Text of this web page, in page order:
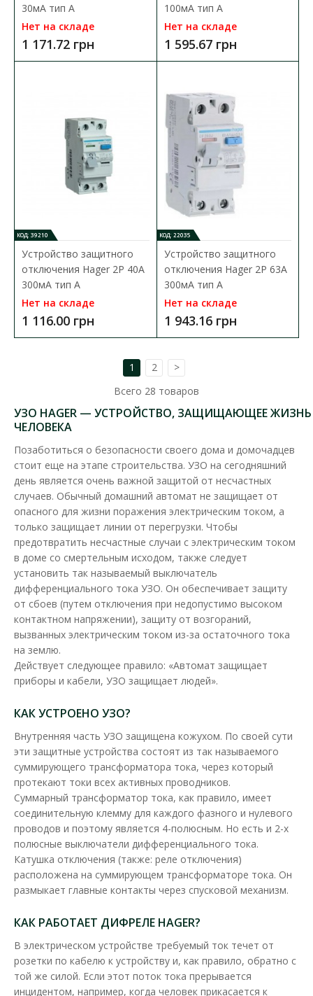
Устройство защитного отключения Hager 2P 25A
30мA тип A
Доступность:
1 743.50 грн
В КОРЗИНУ
В сравнения
Устройство защитного отключения Hager 4P 25A
30мA тип A
Доступность: В наличии
Устройство защитного отключения Hager предназначено для
отключения нагрузки, когда ..
2 205.23 грн
В сравнения
В закладки
30мA тип A
Нет на складе
1 171.72 грн
100мA тип A
Нет на складе
1 595.67 грн
КОД: 39210
Устройство защитного
отключения Hager 2P 40A
300мA тип A
Нет на складе
1 116.00 грн
КОД: 22035
Устройство защитного
отключения Hager 2P 63A
300мA тип A
Нет на складе
1 943.16 грн
1 2
>
Всего 28 товаров
УЗО HAGER — УСТРОЙСТВО, ЗАЩИЩАЮЩЕЕ ЖИЗНЬ
ЧЕЛОВЕКА
Позаботиться о безопасности своего дома и домочадцев
стоит еще на этапе строительства. УЗО на сегодняшний
день является очень важной защитой от несчастных
случаев. Обычный домашний автомат не защищает от
опасного для жизни поражения электрическим током, а
только защищает линии от перегрузки. Чтобы
предотвратить несчастные случаи с электрическим током
в доме со смертельным исходом, также следует
установить так называемый выключатель
дифференциального тока УЗО. Он обеспечивает защиту
от сбоев (путем отключения при недопустимо высоком
контактном напряжении), защиту от возгораний,
вызванных электрическим током из-за остаточного тока
на землю.
Действует следующее правило: «Автомат защищает
приборы и кабели, УЗО защищает людей».
КАК УСТРОЕНО УЗО?
Внутренняя часть УЗО защищена кожухом. По своей сути
эти защитные устройства состоят из так называемого
суммирующего трансформатора тока, через который
протекают токи всех активных проводников.
Суммарный трансформатор тока, как правило, имеет
соединительную клемму для каждого фазного и нулевого
проводов и поэтому является 4-полюсным. Но есть и 2-х
полюсные выключатели дифференциального тока.
Катушка отключения (также: реле отключения)
расположена на суммирующем трансформаторе тока. Он
размыкает главные контакты через спусковой механизм.
КАК РАБОТАЕТ ДИФРЕЛЕ HAGER?
В электрическом устройстве требуемый ток течет от
розетки по кабелю к устройству и, как правило, обратно с
той же силой. Если этот поток тока прерывается
инцидентом, например, когда человек прикасается к